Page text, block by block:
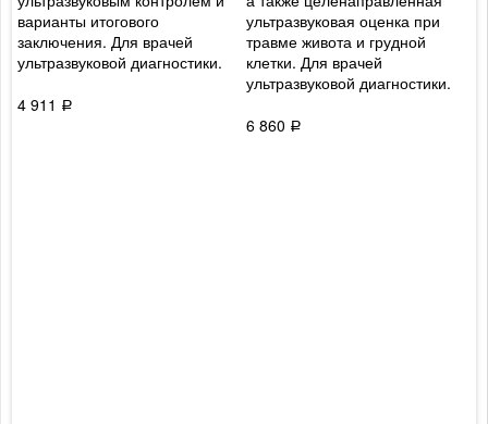
варианты итогового
заключения. Для врачей
ультразвуковой диагностики.
4 911
Р
ультразвуковая оценка при
травме живота и грудной
клетки. Для врачей
ультразвуковой диагностики.
6 860 Р